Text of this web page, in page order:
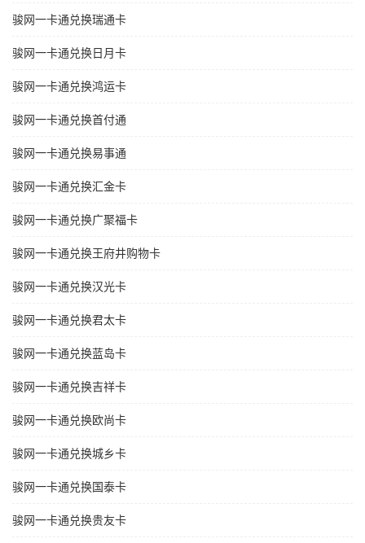
骏网一卡通兑换瑞通卡
骏网一卡通兑换日月卡
骏网一卡通兑换鸿运卡
骏网一卡通兑换首付通
骏网一卡通兑换易事通
骏网一卡通兑换汇金卡
骏网一卡通兑换广聚福卡
骏网一卡通兑换王府井购物卡
骏网一卡通兑换汉光卡
骏网一卡通兑换君太卡
骏网一卡通兑换蓝岛卡
骏网一卡通兑换吉祥卡
骏网一卡通兑换欧尚卡
骏网一卡通兑换城乡卡
骏网一卡通兑换国泰卡
骏网一卡通兑换贵友卡